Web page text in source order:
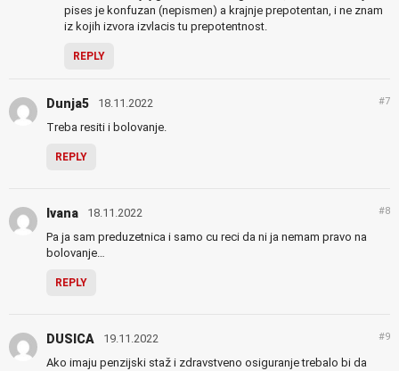
pises je konfuzan (nepismen) a krajnje prepotentan, i ne znam
iz kojih izvora izvlacis tu prepotentnost.
REPLY
Dunja5 18.11.2022 #7
Treba resiti i bolovanje.
REPLY
Ivana 18.11.2022 #8
Pa ja sam preduzetnica i samo cu reci da ni ja nemam pravo na
bolovanje…
REPLY
DUSICA 19.11.2022 #9
Ako imaju penzijski staž i zdravstveno osiguranje trebalo bi da